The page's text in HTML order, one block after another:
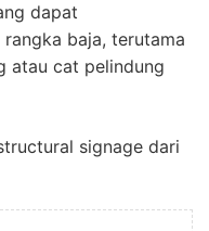
dapat
baja, terutama
atau cat pelindung
signage dari